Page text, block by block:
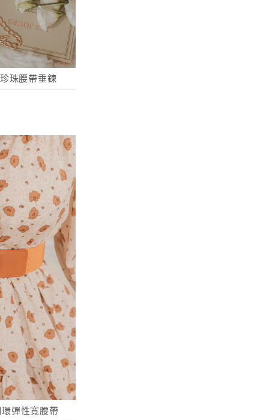
珠腰帶垂鍊
彈性寬腰帶